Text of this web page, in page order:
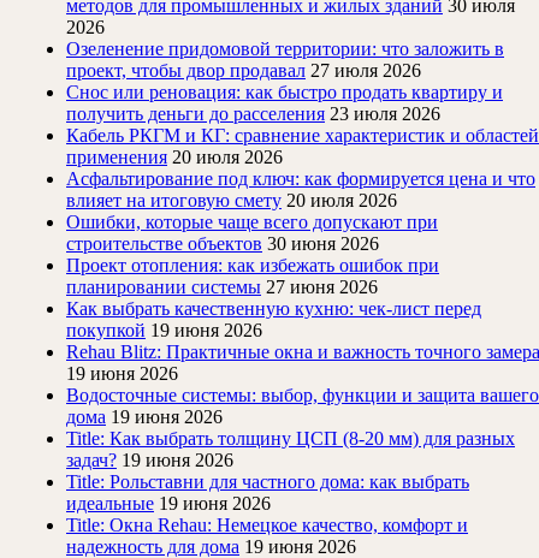
методов для промышленных и жилых зданий 30 июля
2026
Озеленение придомовой территории: что заложить в
проект, чтобы двор продавал 27 июля 2026
Снос или реновация: как быстро продать квартиру и
получить деньги до расселения 23 июля 2026
Кабель РКГМ и КГ: сравнение характеристик и областей
применения 20 июля 2026
Асфальтирование под ключ: как формируется цена и что
влияет на итоговую смету 20 июля 2026
Ошибки, которые чаще всего допускают при
строительстве объектов 30 июня 2026
Проект отопления: как избежать ошибок при
планировании системы 27 июня 2026
Как выбрать качественную кухню: чек-лист перед
покупкой 19 июня 2026
Rehau Blitz: Практичные окна и важность точного замера
19 июня 2026
Водосточные системы: выбор, функции и защита вашего
дома 19 июня 2026
Title: Как выбрать толщину ЦСП (8-20 мм) для разных
задач? 19 июня 2026
Title: Рольставни для частного дома: как выбрать
идеальные 19 июня 2026
Title: Окна Rehau: Немецкое качество, комфорт и
надежность для дома 19 июня 2026